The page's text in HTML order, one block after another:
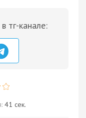
тг-канале:
41 сек.